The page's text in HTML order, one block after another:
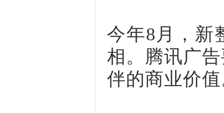
今年8月，新
相。腾讯广
伴的商业价